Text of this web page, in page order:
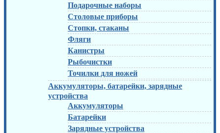
Подарочные наборы
Столовые приборы
Стопки, стаканы
Фляги
Канистры
Рыбочистки
Точилки для ножей
Аккумуляторы, батарейки, зарядные
устройства
Аккумуляторы
Батарейки
Зарядные устройства